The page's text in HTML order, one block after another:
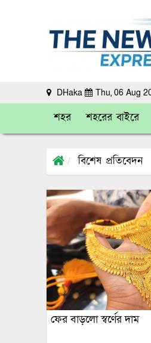
DHaka Thu, 06 Aug
শহর শহরের বাইরে
বিশেষ প্রতিবেদন
ফের বাড়লো স্বর্ণের দাম